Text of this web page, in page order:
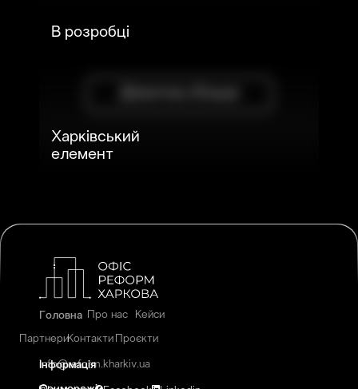
В розробці
Харківський
елемент
Головна Про нас Кейси
Проєкти
ПартнериКонтакти
Інформація
info@reform.kharkiv.ua